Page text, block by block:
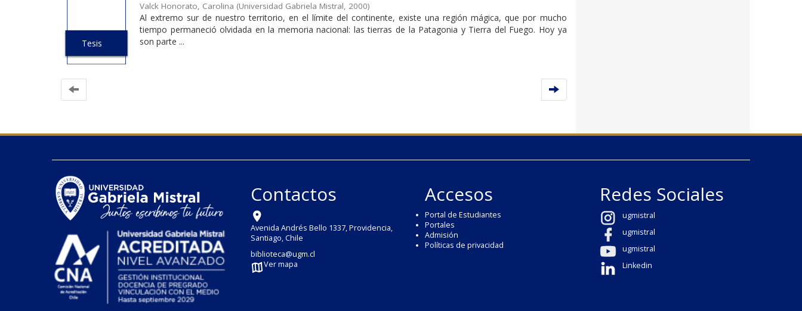
Tesis
Valck Honorato, Carolina (Universidad Gabriela Mistral, 2000)
Al extremo sur de nuestro territorio, en el límite del continente, existe una región mágica, que por mucho
tiempo permaneció olvidada en la memoria nacional: las tierras de la Patagonia y Tierra del Fuego. Hoy ya
son parte ...
Contactos
Avenida Andrés Bello 1337, Providencia,
Santiago, Chile
biblioteca@ugm.cl
Ver mapa
Accesos
Portal de Estudiantes
Portales
Admisión
Políticas de privacidad
Redes Sociales
ugmistral
ugmistral
ugmistral
Linkedin